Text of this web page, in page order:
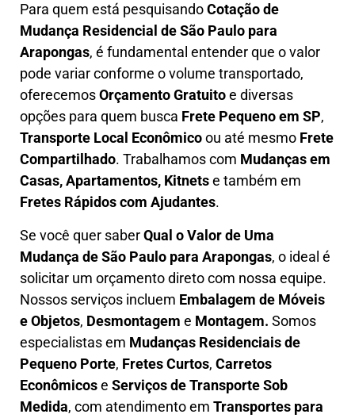
Para quem está pesquisandoCotação de
Mudança Residencial de São Paulo para
Arapongas, é fundamental entender que o valor
pode variar conforme o volume transportado,
oferecemosOrçamento Gratuitoe diversas
opções para quem busca Frete Pequeno em SP,
Transporte Local Econômicoou até mesmo Frete
Compartilhado. Trabalhamos com Mudanças em
Casas, Apartamentos, Kitnetse também em
Fretes Rápidos com Ajudantes.
Se você quer saberQual o Valor de Uma
Mudança de São Paulo para Arapongas, o ideal é
solicitar um orçamento direto com nossa equipe.
Nossos serviços incluem Embalagem de Móveis
e Objetos, Desmontagem e Montagem. Somos
especialistas em Mudanças Residenciais de
Pequeno Porte, Fretes Curtos, Carretos
Econômicose Serviços de Transporte Sob
Medida, com atendimento em Transportes para